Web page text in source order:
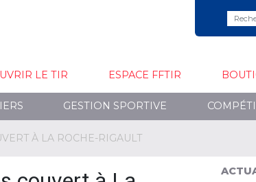
LE TIR ESPACE FFTIR
GESTION SPORTIVE
À LA ROCHE-RIGAULT